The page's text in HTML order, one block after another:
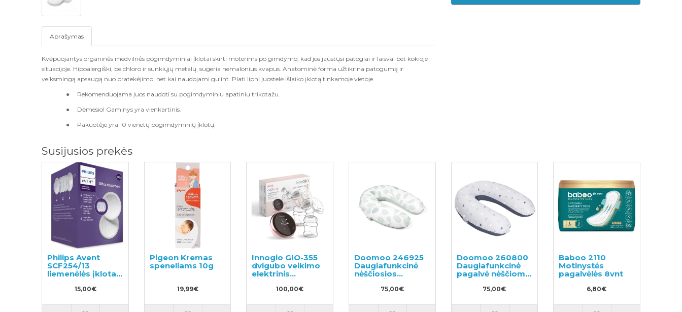
Aprašymas
Kvėpuojantys organinės medvilnės pogimdyminiai įklotai skirti moterims po gimdymo, kad jos jaustųsi patogiai ir laisvai bet kokioje
situacijoje. Hipoalergiški, be chloro ir sunkiųjų metalų, sugeria nemalonius kvapus. Anatominė forma užtikrina patogumą ir
veiksmingą apsaugą nuo pratekėjimo, net kai naudojami gulint. Plati lipni juostelė išlaiko įklotą tinkamoje vietoje.
●
Rekomenduojama juos naudoti su pogimdyminiu apatiniu trikotažu.
●
Dėmesio! Gaminys yra vienkartinis.
●
Pakuotėje yra 10 vienetų pogimdyminių įklotų.
Susijusios prekės
Philips Avent
SCF254/13
liemenėlės įklotai
15,00€
Pigeon Kremas
speneliams 10g
19,99€
Innogio GIO-355
dvigubo veikimo
elektrinis
pientraukis
100,00€
Doomoo 246925
Daugiafunkcinė
nėščiosios
pagalvė
75,00€
Doomoo 260800
Daugiafunkcinė
pagalvė nėščioms
ir žindančioms
moterims
75,00€
Baboo 2110
Motinystės
pagalvėlės 8vnt
6,80€